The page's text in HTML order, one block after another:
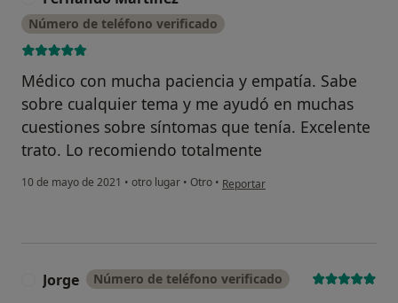
Número de teléfono verificado
Médico con mucha paciencia y empatía. Sabe
sobre cualquier tema y me ayudó en muchas
cuestiones sobre síntomas que tenía. Excelente
trato. Lo recomiendo totalmente
10 de mayo de 2021 • otro lugar • Otro • en opinión del usuario Fernando
Reportar
Jorge Número de teléfono verificado